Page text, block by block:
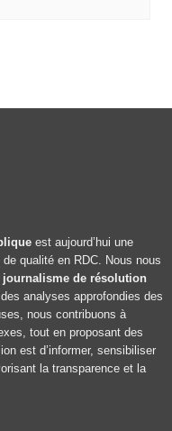
est aujourd’hui une
qualité en RDC. Nous nous
journalisme de résolution
analyses approfondies des
nous contribuons à
tout en proposant des
est d’informer, sensibiliser
la transparence et la